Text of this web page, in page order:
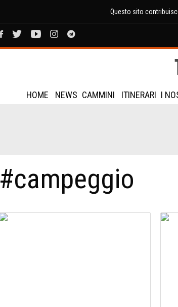
Questo sito
HOME NEWS CAMMINI ITINERARI I
#campeggio